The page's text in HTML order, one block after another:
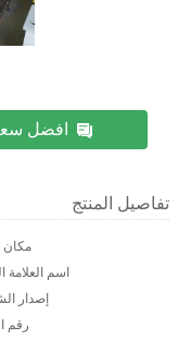
افضل
تفاصيل المنتج
مكان
اسم العلامة
إصدار
رقم